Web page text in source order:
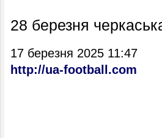
28 березня
17 березня 2025 11:47
http://ua-football.com